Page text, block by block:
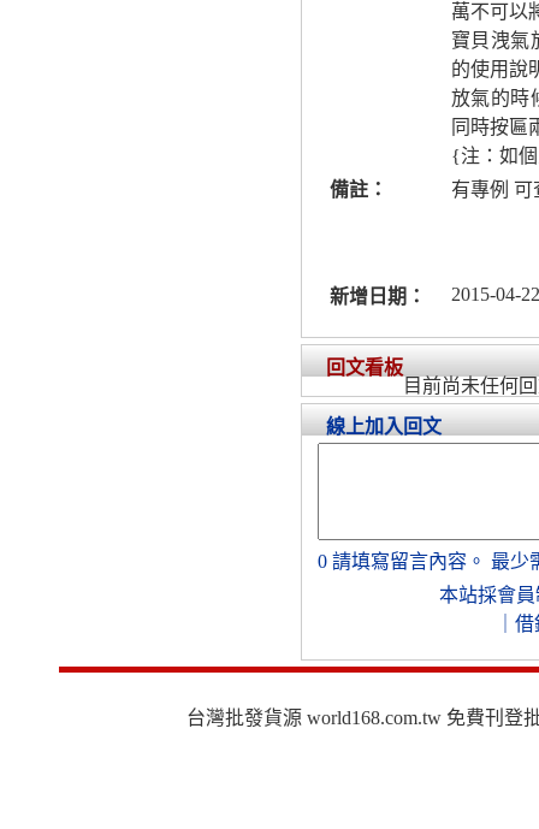
萬不可以
寶貝洩氣
的使用說
放氣的時
同時按匾
{注：如
備註：
有專例 可
新增日期： 2015-04-
回文看板
目前尚未任何
線上加入回文
0 請填寫留言內容。 最少
本站採會員
借
台灣批發貨源 world168.com.tw 免費刊登